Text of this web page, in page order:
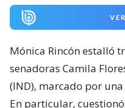
Mónica Rincón estalló
senadoras Camila
(IND), marcado por
En particular,